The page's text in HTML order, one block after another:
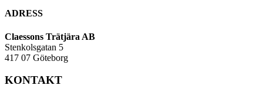
ADRESS
Claessons Trätjära AB
Stenkolsgatan 5
417 07 Göteborg
KONTAKT